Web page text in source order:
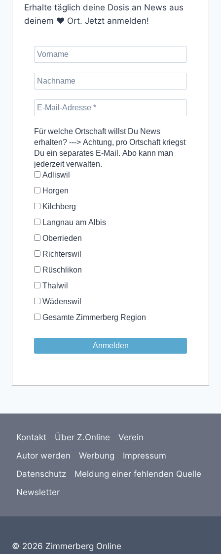
Erhalte täglich deine Dosis an News aus
deinem ❤️ Ort. Jetzt anmelden!
Für welche Ortschaft willst Du News
erhalten? ---> Achtung, pro Ortschaft kriegst
Du ein separates E-Mail. Abo kann man
jederzeit verwalten.
Adliswil
Horgen
Kilchberg
Langnau am Albis
Oberrieden
Richterswil
Rüschlikon
Thalwil
Wädenswil
Gesamte Zimmerberg Region
Kontakt Über Z.Online
Verein
Autor werden
Werbung
Impressum
Datenschutz
Meldung einer fehlenden Quelle
Newsletter
© 2026 Zimmerberg Online